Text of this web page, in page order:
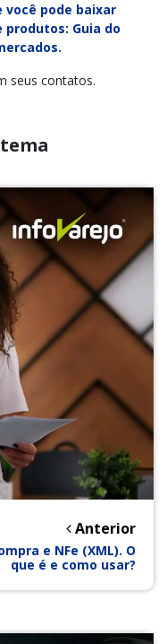
você pode baixar
Guia do
seus contatos.
Anterior
e NFe (XML). O
que é e como usar?